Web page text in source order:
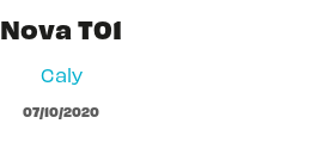
Nova T01
Caly
07/10/2020